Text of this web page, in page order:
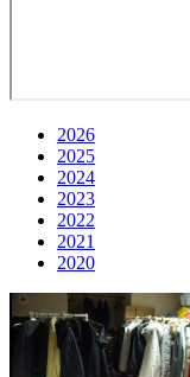
2026
2025
2024
2023
2022
2021
2020